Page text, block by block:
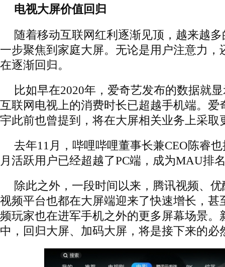
电视大屏价值回归
随着移动互联网红利逐渐见顶，越来越
一步聚焦到家庭大屏。无论是用户注意力，
在逐渐回归。
比如早在2020年，爱奇艺发布的数据就
互联网电视上的消费时长已超越手机端。爱
宇此前也曾提到，将在大屏相关业务上采取
去年11月，哔哩哔哩董事长兼CEO陈睿
月活跃用户已经超越了PC端，成为MAU排
除此之外，一段时间以来，腾讯视频、
视频平台也都在大屏端迎来了快速增长，甚
频玩家也在进军手机之外的更多屏幕场景。
中，回归大屏、加码大屏，将是接下来的必